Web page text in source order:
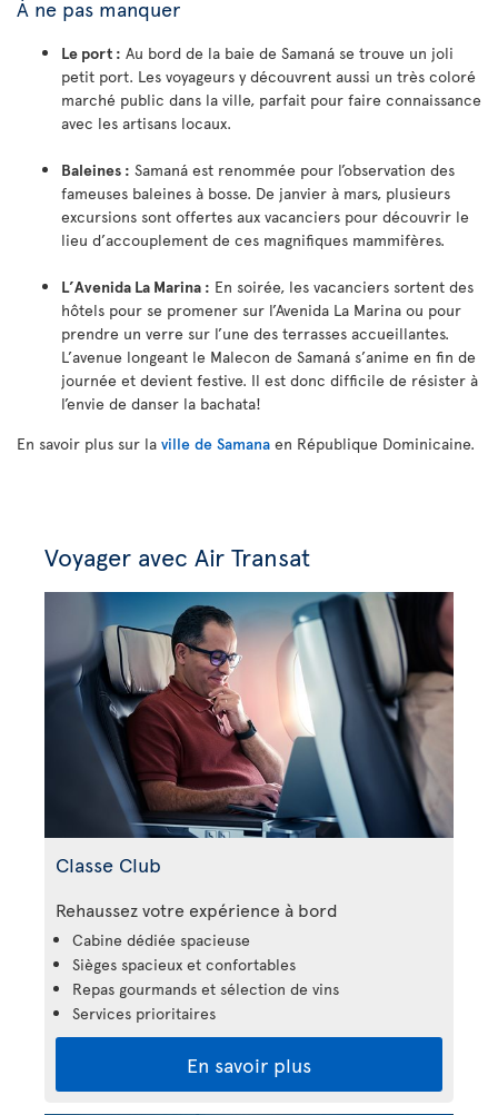
À ne pas manquer
Le port : Au bord de la baie de Samaná se trouve un joli
petit port. Les voyageurs y découvrent aussi un très coloré
marché public dans la ville, parfait pour faire connaissance
avec les artisans locaux.
Baleines : Samaná est renommée pour l’observation des
fameuses baleines à bosse. De janvier à mars, plusieurs
excursions sont offertes aux vacanciers pour découvrir le
lieu d’accouplement de ces magnifiques mammifères.
L’Avenida La Marina : En soirée, les vacanciers sortent des
hôtels pour se promener sur l’Avenida La Marina ou pour
prendre un verre sur l’une des terrasses accueillantes.
L’avenue longeant le Malecon de Samaná s’anime en fin de
journée et devient festive. Il est donc difficile de résister à
l’envie de danser la bachata!
En savoir plus sur la ville de Samana en République Dominicaine.
Voyager avec Air Transat
Classe Club
Rehaussez votre expérience à bord
Cabine dédiée spacieuse
Sièges spacieux et confortables
Repas gourmands et sélection de vins
Services prioritaires
En savoir plus